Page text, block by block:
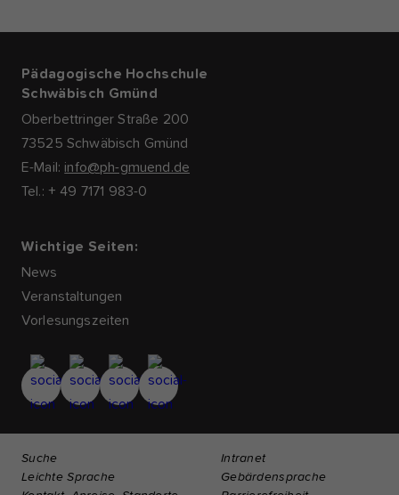
Pädagogische Hochschule
Schwäbisch Gmünd
Oberbettringer Straße 200
73525 Schwäbisch Gmünd
E-Mail: info@ph-gmuend.de
Tel.: + 49 7171 983-0
Wichtige Seiten:
News
Veranstaltungen
Vorlesungszeiten
Suche
Intranet
Leichte Sprache
Gebärdensprache